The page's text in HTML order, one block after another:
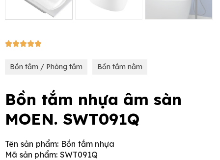
5/5
Bồn tắm / Phòng tắm Bồn tắm nằm
Bồn tắm nhựa âm sàn
MOEN. SWT091Q
Tên sản phẩm: Bồn tắm nhựa
Mã sản phẩm: SWT091Q